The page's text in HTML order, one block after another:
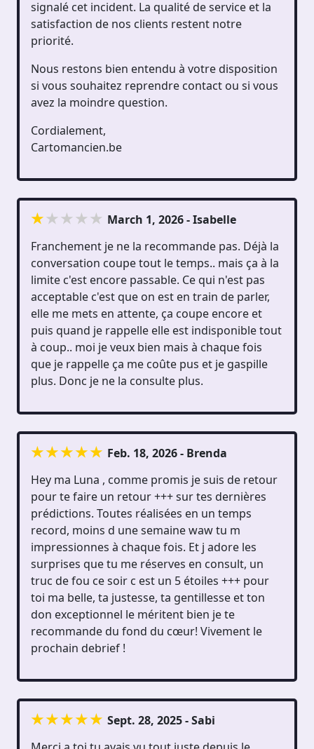
signalé cet incident. La qualité de service et la
satisfaction de nos clients restent notre
priorité.
Nous restons bien entendu à votre disposition
si vous souhaitez reprendre contact ou si vous
avez la moindre question.
Cordialement,
Cartomancien.be
March 1, 2026 - Isabelle
Franchement je ne la recommande pas. Déjà la
conversation coupe tout le temps.. mais ça à la
limite c'est encore passable. Ce qui n'est pas
acceptable c'est que on est en train de parler,
elle me mets en attente, ça coupe encore et
puis quand je rappelle elle est indisponible tout
à coup.. moi je veux bien mais à chaque fois
que je rappelle ça me coûte pus et je gaspille
plus. Donc je ne la consulte plus.
Feb. 18, 2026 - Brenda
Hey ma Luna , comme promis je suis de retour
pour te faire un retour +++ sur tes dernières
prédictions. Toutes réalisées en un temps
record, moins d une semaine waw tu m
impressionnes à chaque fois. Et j adore les
surprises que tu me réserves en consult, un
truc de fou ce soir c est un 5 étoiles +++ pour
toi ma belle, ta justesse, ta gentillesse et ton
don exceptionnel le méritent bien je te
recommande du fond du cœur! Vivement le
prochain debrief !
Sept. 28, 2025 - Sabi